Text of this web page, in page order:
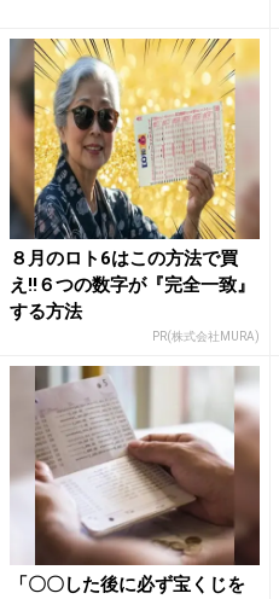
８月のロト6はこの方法で買
え!!６つの数字が『完全一致』
する方法
PR(株式会社MURA)
「〇〇した後に必ず宝くじを